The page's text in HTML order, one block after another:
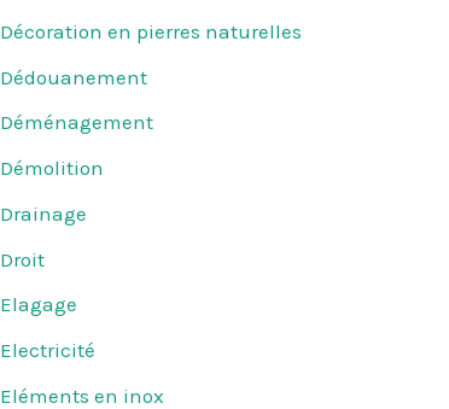
Décoration en pierres naturelles
Dédouanement
Déménagement
Démolition
Drainage
Droit
Elagage
Electricité
Eléments en inox